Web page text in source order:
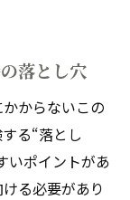
の対処アド
ンテナンス
注意点
落とし穴
からない――この
る“落とし
いポイントがあ
る必要があり